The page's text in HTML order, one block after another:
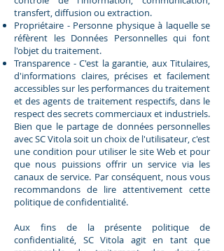
transfert, diffusion ou extraction.
Propriétaire - Personne physique à laquelle se
réfèrent les Données Personnelles qui font
l'objet du traitement.
Transparence - C'est la garantie, aux Titulaires,
d'informations claires, précises et facilement
accessibles sur les performances du traitement
et des agents de traitement respectifs, dans le
respect des secrets commerciaux et industriels.
Bien que le partage de données personnelles
avec SC Vitola soit un choix de l'utilisateur, c'est
une condition pour utiliser le site Web et pour
que nous puissions offrir un service via les
canaux de service. Par conséquent, nous vous
recommandons de lire attentivement cette
politique de confidentialité.
Aux fins de la présente politique de
confidentialité, SC Vitola agit en tant que